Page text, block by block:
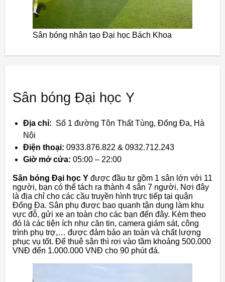
Sân bóng nhân tạo Đại học Bách Khoa
Sân bóng Đại học Y
Địa chỉ: Số 1 đường Tôn Thất Tùng, Đống Đa, Hà
Nội
Điện thoại: 0933.876.822 & 0932.712.243
Giờ mở cửa: 05:00 – 22:00
Sân bóng Đại học Y được đầu tư gồm 1 sân lớn với 11
người, bạn có thể tách ra thành 4 sân 7 người. Nơi đây
là địa chỉ cho các cầu truyền hình trực tiếp tại quận
Đống Đa. Sân phụ được bao quanh tận dụng làm khu
vực đỗ, gửi xe an toàn cho các bạn đến đây. Kèm theo
đó là các tiện ích như căn tin, camera giám sát, công
trình phụ trợ,… được đảm bảo an toàn và chất lượng
phục vụ tốt. Để thuê sân thì rơi vào tầm khoảng 500.000
VNĐ đến 1.000.000 VNĐ cho 90 phút đá.